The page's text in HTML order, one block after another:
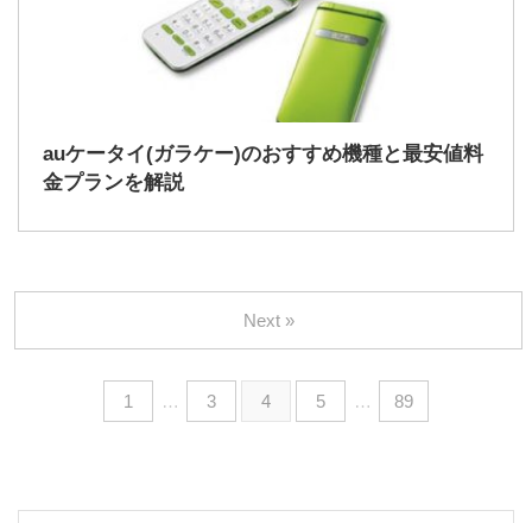
auケータイ(ガラケー)のおすすめ機種と最安値料
金プランを解説
1 … 3 4 5 … 89
Next »